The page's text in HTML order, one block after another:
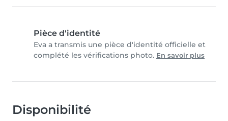
Pièce d'identité
Eva a transmis une pièce d'identité officielle et
complété les vérifications photo. En savoir plus
Disponibilité